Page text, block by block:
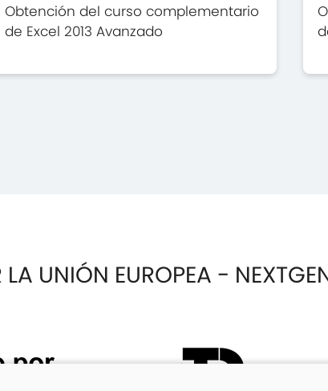
Obtención del curso complementario
de Excel 2013 Avanzado
UNIÓN EUROPEA -